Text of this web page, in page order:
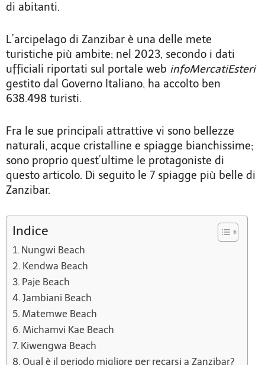
di abitanti.
L’arcipelago di Zanzibar è una delle mete
turistiche più ambite; nel 2023, secondo i dati
ufficiali riportati sul portale web infoMercatiEsteri
gestito dal Governo Italiano, ha accolto ben
638.498 turisti.
Fra le sue principali attrattive vi sono bellezze
naturali, acque cristalline e spiagge bianchissime;
sono proprio quest’ultime le protagoniste di
questo articolo. Di seguito le 7 spiagge più belle di
Zanzibar.
Indice
Nungwi Beach
Kendwa Beach
Paje Beach
Jambiani Beach
Matemwe Beach
Michamvi Kae Beach
Kiwengwa Beach
Qual è il periodo migliore per recarsi a Zanzibar?